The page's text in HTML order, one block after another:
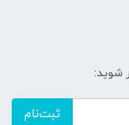
شوید:
ثبت‌نام